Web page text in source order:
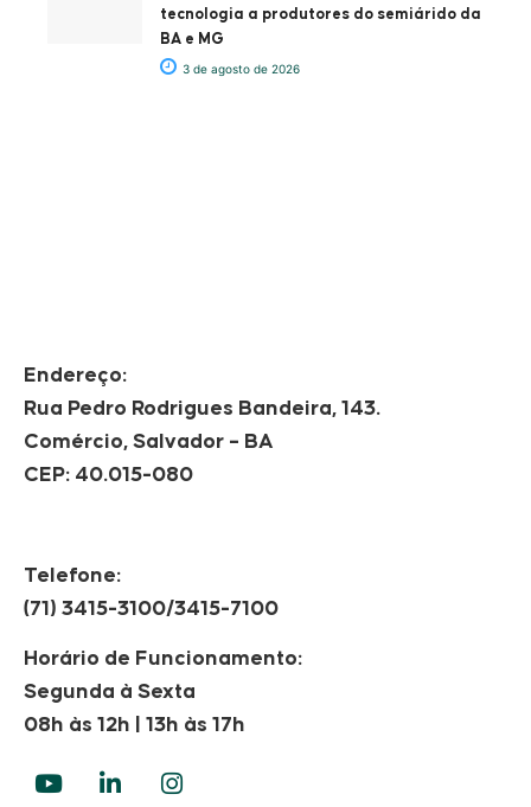
tecnologia a produtores do semiárido da
BA e MG
3 de agosto de 2026
Endereço:
Rua Pedro Rodrigues Bandeira, 143.
Comércio, Salvador – BA
CEP: 40.015-080
Telefone:
(71) 3415-3100/3415-7100
Horário de Funcionamento:
Segunda à Sexta
08h às 12h | 13h às 17h